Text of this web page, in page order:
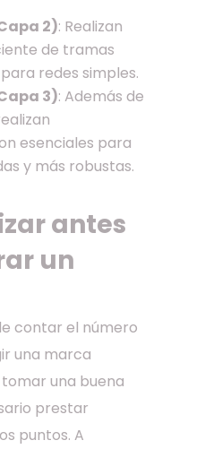
2): Realizan
de tramas
redes simples.
3): Además de
esenciales para
y más robustas.
antes
un
contar el número
una marca
una buena
prestar
puntos. A